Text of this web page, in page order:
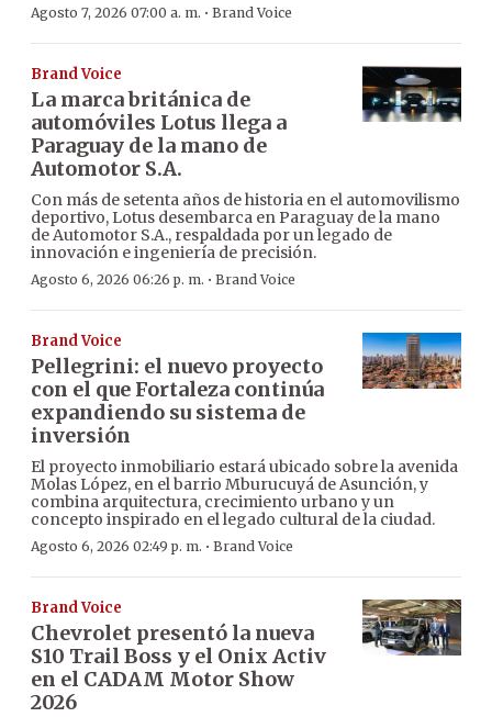
Agosto 7, 2026 07:00 a. m. · Brand Voice
Brand Voice
La marca británica de
automóviles Lotus llega a
Paraguay de la mano de
Automotor S.A.
Con más de setenta años de historia en el automovilismo
deportivo, Lotus desembarca en Paraguay de la mano
de Automotor S.A., respaldada por un legado de
innovación e ingeniería de precisión.
Agosto 6, 2026 06:26 p. m. · Brand Voice
Brand Voice
Pellegrini: el nuevo proyecto
con el que Fortaleza continúa
expandiendo su sistema de
inversión
El proyecto inmobiliario estará ubicado sobre la avenida
Molas López, en el barrio Mburucuyá de Asunción, y
combina arquitectura, crecimiento urbano y un
concepto inspirado en el legado cultural de la ciudad.
Agosto 6, 2026 02:49 p. m. · Brand Voice
Brand Voice
Chevrolet presentó la nueva
S10 Trail Boss y el Onix Activ
en el CADAM Motor Show
2026